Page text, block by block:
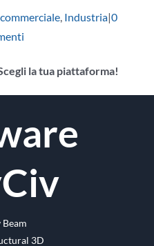
, Industria|0
la tua piattaforma!
Beam
3D